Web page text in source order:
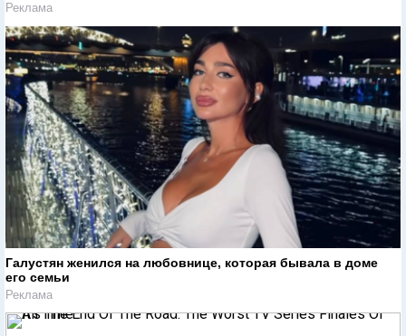
Реклама
Галустян женился на любовнице, которая бывала в доме
его семьи
Реклама